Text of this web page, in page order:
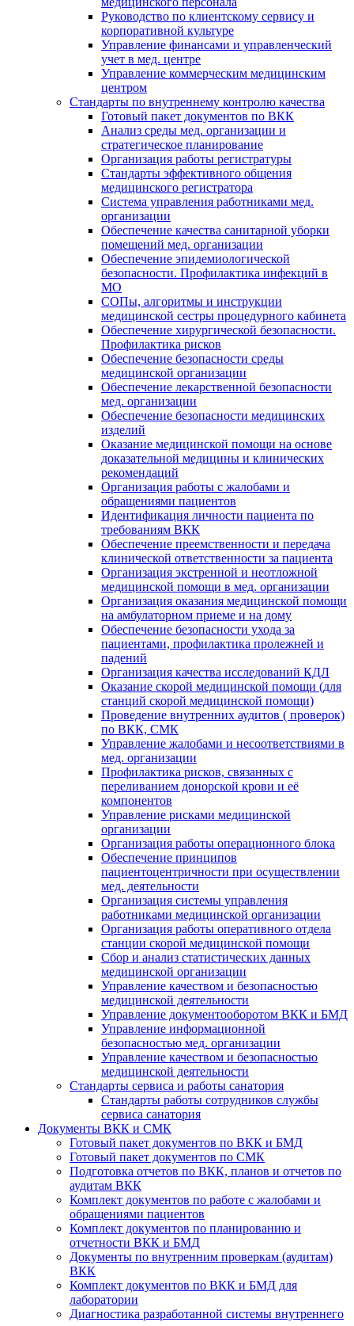
Руководство по клиентскому сервису и
корпоративной культуре
Управление финансами и управленческий
учет в мед. центре
Управление коммерческим медицинским
центром
Стандарты по внутреннему контролю качества
Готовый пакет документов по ВКК
Анализ среды мед. организации и
стратегическое планирование
Организация работы регистратуры
Стандарты эффективного общения
медицинского регистратора
Система управления работниками мед.
организации
Обеспечение качества санитарной уборки
помещений мед. организации
Обеспечение эпидемиологической
безопасности. Профилактика инфекций в
МО
СОПы, алгоритмы и инструкции
медицинской сестры процедурного кабинета
Обеспечение хирургической безопасности.
Профилактика рисков
Обеспечение безопасности среды
медицинской организации
Обеспечение лекарственной безопасности
мед. организации
Обеспечение безопасности медицинских
изделий
Оказание медицинской помощи на основе
доказательной медицины и клинических
рекомендаций
Организация работы с жалобами и
обращениями пациентов
Идентификация личности пациента по
требованиям ВКК
Обеспечение преемственности и передача
клинической ответственности за пациента
Организация экстренной и неотложной
медицинской помощи в мед. организации
Организация оказания медицинской помощи
на амбулаторном приеме и на дому
Обеспечение безопасности ухода за
пациентами, профилактика пролежней и
падений
Организация качества исследований КДЛ
Оказание скорой медицинской помощи (для
станций скорой медицинской помощи)
Проведение внутренних аудитов ( проверок)
по ВКК, СМК
Управление жалобами и несоответствиями в
мед. организации
Профилактика рисков, связанных с
переливанием донорской крови и её
компонентов
Управление рисками медицинской
организации
Организация работы операционного блока
Обеспечение принципов
пациентоцентричности при осуществлении
мед. деятельности
Организация системы управления
работниками медицинской организации
Организация работы оперативного отдела
станции скорой медицинской помощи
Сбор и анализ статистических данных
медицинской организации
Управление качеством и безопасностью
медицинской деятельности
Управление документооборотом ВКК и БМД
Управление информационной
безопасностью мед. организации
Управление качеством и безопасностью
медицинской деятельности
Стандарты сервиса и работы санатория
Стандарты работы сотрудников службы
сервиса санатория
Документы ВКК и СМК
Готовый пакет документов по ВКК и БМД
Готовый пакет документов по СМК
Подготовка отчетов по ВКК, планов и отчетов по
аудитам ВКК
Комплект документов по работе с жалобами и
обращениями пациентов
Комплект документов по планированию и
отчетности ВКК и БМД
Документы по внутренним проверкам (аудитам)
ВКК
Комплект документов по ВКК и БМД для
лаборатории
Диагностика разработанной системы внутреннего